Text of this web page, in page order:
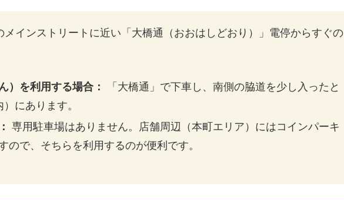
メインストリートに近い「大橋通（おおはしどおり）」電停からすぐの
）を利用する場合：
「大橋通」で下車し、南側の脇道を少し入ったと
にあります。
専用駐車場はありません。店舗周辺（本町エリア）にはコインパーキ
ので、そちらを利用するのが便利です。